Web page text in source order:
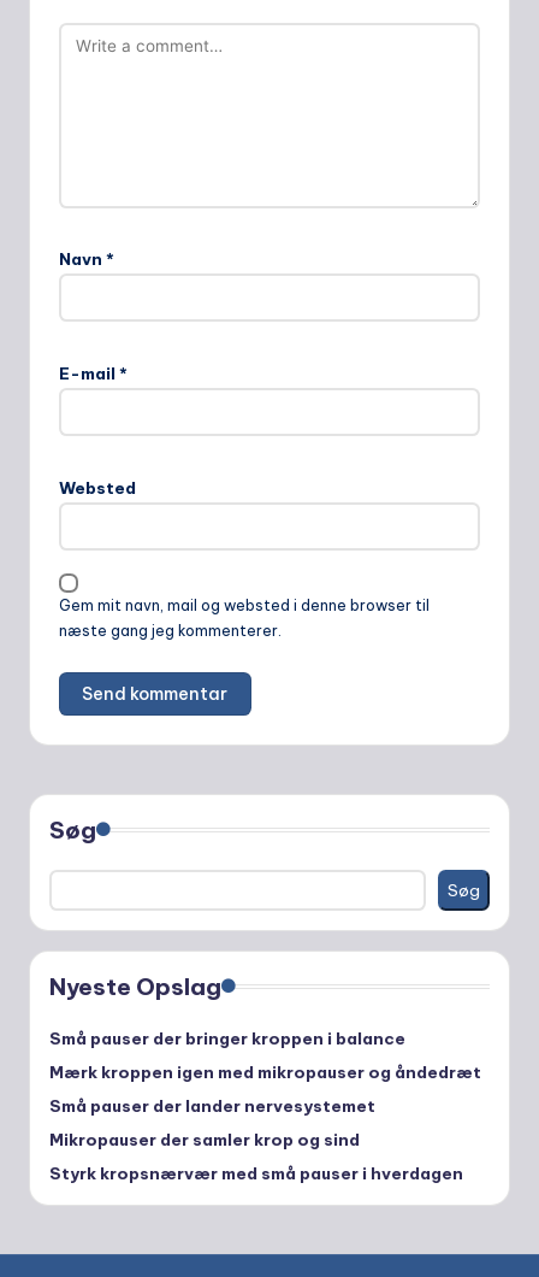
Navn *
E-mail *
Websted
Gem mit navn, mail og websted i denne browser til
næste gang jeg kommenterer.
Søg
Søg
Nyeste Opslag
Små pauser der bringer kroppen i balance
Mærk kroppen igen med mikropauser og åndedræt
Små pauser der lander nervesystemet
Mikropauser der samler krop og sind
Styrk kropsnærvær med små pauser i hverdagen